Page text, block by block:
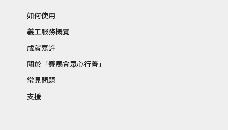
如何使用
義工服務概覽
成就嘉許
關於「賽馬會眾心行善」
常見問題
支援